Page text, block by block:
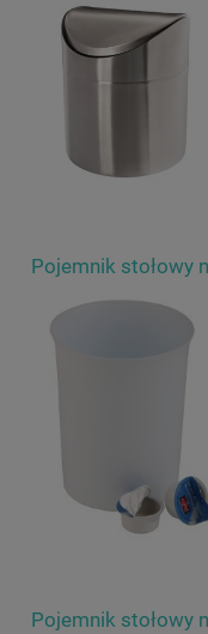
Pojemnik stołowy
Pojemnik stołowy